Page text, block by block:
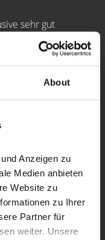
About
Anzeigen zu
Medien anbieten
Website zu
zu Ihrer
Partner für
weiter. Unsere
sehr gut
& in den
Unterlagen